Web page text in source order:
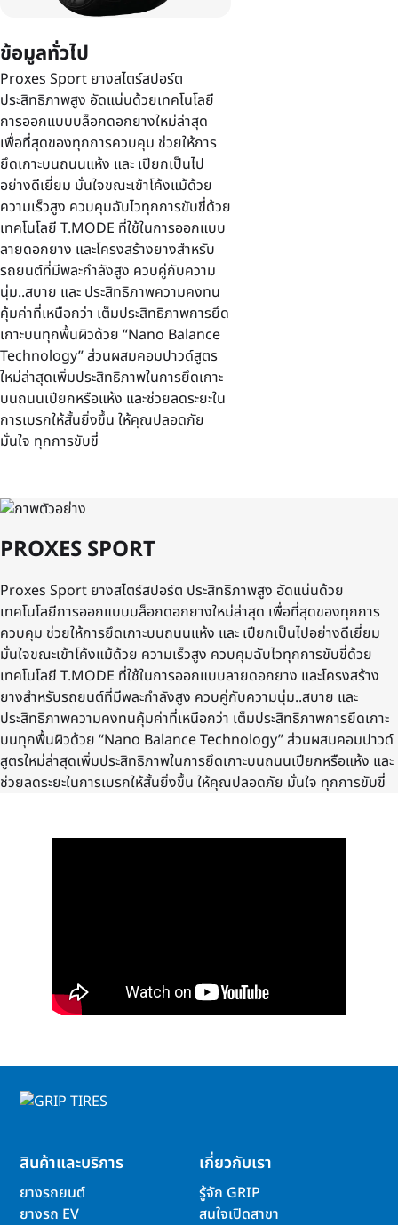
ข้อมูลทั่วไป
Proxes Sport ยางสไตร์สปอร์ต
ประสิทธิภาพสูง อัดแน่นด้วยเทคโนโลยี
การออกแบบบล็อกดอกยางใหม่ล่าสุด
เพื่อที่สุดของทุกการควบคุม ช่วยให้การ
ยึดเกาะบนถนนแห้ง และ เปียกเป็นไป
อย่างดีเยี่ยม มั่นใจขณะเข้าโค้งแม้ด้วย
ความเร็วสูง ควบคุมฉับไวทุกการขับขี่ด้วย
เทคโนโลยี T.MODE ที่ใช้ในการออกแบบ
ลายดอกยาง และโครงสร้างยางสำหรับ
รถยนต์ที่มีพละกำลังสูง ควบคู่กับความ
นุ่ม..สบาย และ ประสิทธิภาพความคงทน
คุ้มค่าที่เหนือกว่า เต็มประสิทธิภาพการยึด
เกาะบนทุกพื้นผิวด้วย “Nano Balance
Technology” ส่วนผสมคอมปาวด์สูตร
ใหม่ล่าสุดเพิ่มประสิทธิภาพในการยึดเกาะ
บนถนนเปียกหรือแห้ง และช่วยลดระยะใน
การเบรกให้สั้นยิ่งขึ้น ให้คุณปลอดภัย
มั่นใจ ทุกการขับขี่
PROXES SPORT
Proxes Sport ยางสไตร์สปอร์ต ประสิทธิภาพสูง อัดแน่นด้วย
เทคโนโลยีการออกแบบบล็อกดอกยางใหม่ล่าสุด เพื่อที่สุดของทุกการ
ควบคุม ช่วยให้การยึดเกาะบนถนนแห้ง และ เปียกเป็นไปอย่างดีเยี่ยม
มั่นใจขณะเข้าโค้งแม้ด้วย ความเร็วสูง ควบคุมฉับไวทุกการขับขี่ด้วย
เทคโนโลยี T.MODE ที่ใช้ในการออกแบบลายดอกยาง และโครงสร้าง
ยางสำหรับรถยนต์ที่มีพละกำลังสูง ควบคู่กับความนุ่ม..สบาย และ
ประสิทธิภาพความคงทนคุ้มค่าที่เหนือกว่า เต็มประสิทธิภาพการยึดเกาะ
บนทุกพื้นผิวด้วย “Nano Balance Technology” ส่วนผสมคอมปาวด์
สูตรใหม่ล่าสุดเพิ่มประสิทธิภาพในการยึดเกาะบนถนนเปียกหรือแห้ง และ
ช่วยลดระยะในการเบรกให้สั้นยิ่งขึ้น ให้คุณปลอดภัย มั่นใจ ทุกการขับขี่
สินค้าและบริการ
ยางรถยนต์
ยางรถ EV
เกี่ยวกับเรา
รู้จัก GRIP
สนใจเปิดสาขา